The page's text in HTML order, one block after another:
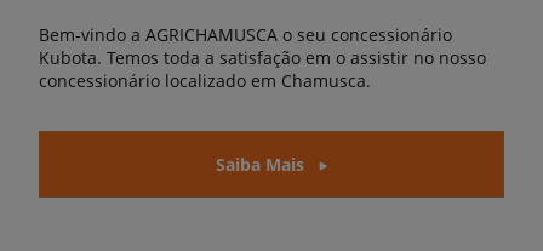
Bem-vindo a AGRICHAMUSCA o seu concessionário
Kubota. Temos toda a satisfação em o assistir no nosso
concessionário localizado em Chamusca.
Saiba Mais